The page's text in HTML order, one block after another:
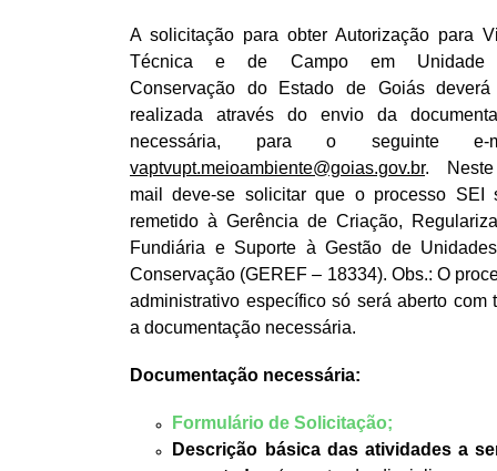
A solicitação para obter Autorização para
Técnica e de Campo em Unidade
Conservação do Estado de Goiás
realizada através do envio da
necessária, para o seguinte e-
vaptvupt.meioambiente@goias.gov.br.
mail deve-se solicitar que o processo SEI
remetido à Gerência de Criação,
Fundiária e Suporte à Gestão de
Conservação (GEREF – 18334). Obs.: O
administrativo específico só será aberto com
a documentação necessária.
Documentação necessária:
Formulário de Solicitação;
Descrição básica das atividades a